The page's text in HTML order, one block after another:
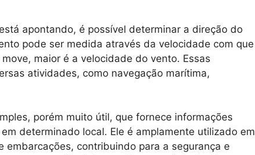
apontando, é possível determinar a direção do
pode ser medida através da velocidade com que
maior é a velocidade do vento. Essas
atividades, como navegação marítima,
porém muito útil, que fornece informações
determinado local. Ele é amplamente utilizado em
embarcações, contribuindo para a segurança e